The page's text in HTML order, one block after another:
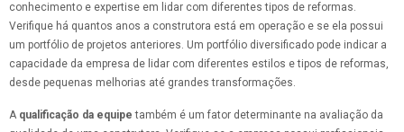
conhecimento e expertise em lidar com diferentes tipos de reformas.
Verifique há quantos anos a construtora está em operação e se ela possui
um portfólio de projetos anteriores. Um portfólio diversificado pode indicar a
capacidade da empresa de lidar com diferentes estilos e tipos de reformas,
desde pequenas melhorias até grandes transformações.
A qualificação da equipe também é um fator determinante na avaliação da